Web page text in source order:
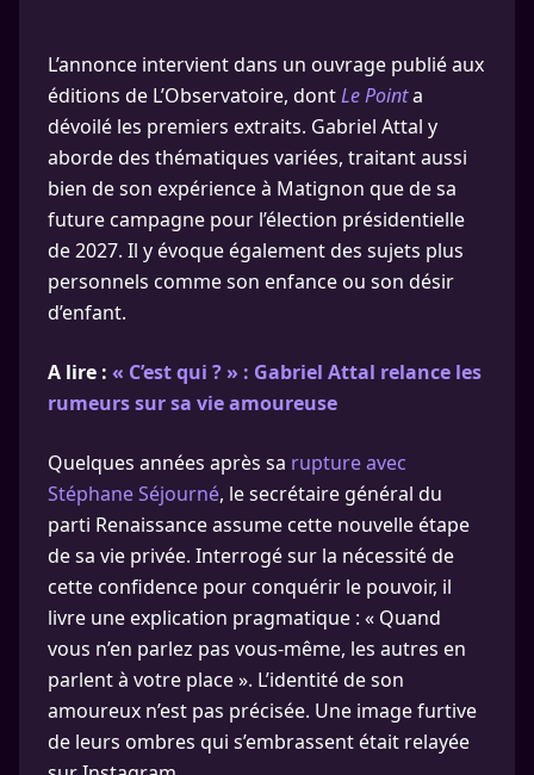
L’annonce intervient dans un ouvrage publié aux
éditions de L’Observatoire, dontLe Pointa
dévoilé les premiers extraits. Gabriel Attal y
aborde des thématiques variées, traitant aussi
bien de son expérience à Matignon que de sa
future campagne pour l’élection présidentielle
de 2027. Il y évoque également des sujets plus
personnels comme son enfance ou son désir
d’enfant.
A lire : « C’est qui ? » : Gabriel Attal relance les
rumeurs sur sa vie amoureuse
Quelques années après sa rupture avec
Stéphane Séjourné, le secrétaire général du
parti Renaissance assume cette nouvelle étape
de sa vie privée. Interrogé sur la nécessité de
cette confidence pour conquérir le pouvoir, il
livre une explication pragmatique : « Quand
vous n’en parlez pas vous-même, les autres en
parlent à votre place ». L’identité de son
amoureux n’est pas précisée. Une image furtive
de leurs ombres qui s’embrassent était relayée